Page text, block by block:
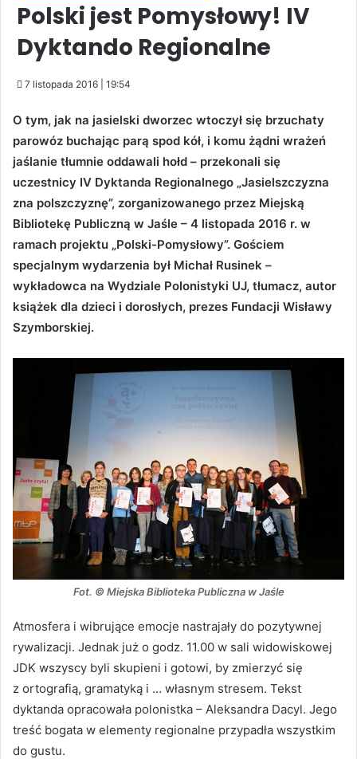
Polski jest Pomysłowy! IV
Dyktando Regionalne
7 listopada 2016 | 19:54
O tym, jak na jasielski dworzec wtoczył się brzuchaty
parowóz buchając parą spod kół, i komu żądni wrażeń
jaślanie tłumnie oddawali hołd – przekonali się
uczestnicy IV Dyktanda Regionalnego „Jasielszczyzna
zna polszczyznę”, zorganizowanego przez Miejską
Bibliotekę Publiczną w Jaśle – 4 listopada 2016 r. w
ramach projektu „Polski-Pomysłowy”. Gościem
specjalnym wydarzenia był Michał Rusinek –
wykładowca na Wydziale Polonistyki UJ, tłumacz, autor
książek dla dzieci i dorosłych, prezes Fundacji Wisławy
Szymborskiej.
Fot. © Miejska Biblioteka Publiczna w Jaśle
Atmosfera i wibrujące emocje nastrajały do pozytywnej
rywalizacji. Jednak już o godz. 11.00 w sali widowiskowej
JDK wszyscy byli skupieni i gotowi, by zmierzyć się
z ortografią, gramatyką i … własnym stresem. Tekst
dyktanda opracowała polonistka – Aleksandra Dacyl. Jego
treść bogata w elementy regionalne przypadła wszystkim
do gustu.